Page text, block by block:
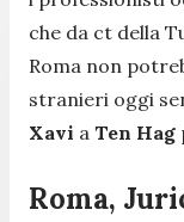
che da ct della
Roma non
stranieri oggi
Xavi a Ten Hag
Roma,